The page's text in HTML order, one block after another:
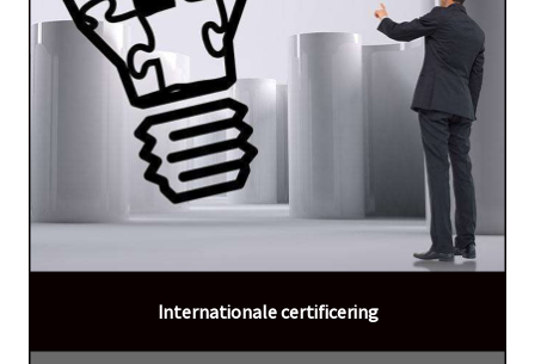
Internationale certificering